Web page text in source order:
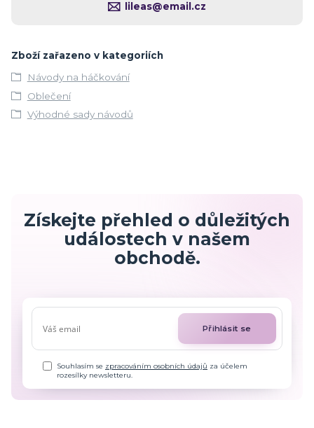
lileas@email.cz
Zboží zařazeno v kategoriích
Návody na háčkování
Oblečení
Výhodné sady návodů
Získejte přehled o důležitých
událostech v našem
obchodě.
Přihlásit se
Souhlasím se zpracováním osobních údajů za účelem
rozesílky newsletteru.